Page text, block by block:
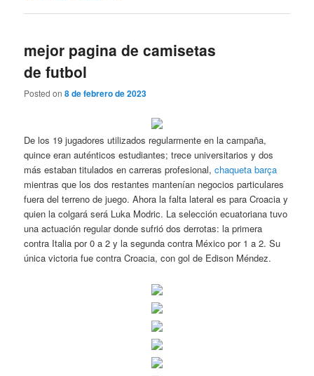
mejor pagina de camisetas
de futbol
Posted on8 de febrero de 2023
De los 19 jugadores utilizados regularmente en la campaña,
quince eran auténticos estudiantes; trece universitarios y dos
más estaban titulados en carreras profesional,chaqueta barça
mientras que los dos restantes mantenían negocios particulares
fuera del terreno de juego. Ahora la falta lateral es para Croacia y
quien la colgará será Luka Modric. La selección ecuatoriana tuvo
una actuación regular donde sufrió dos derrotas: la primera
contra Italia por 0 a 2 y la segunda contra México por 1 a 2. Su
única victoria fue contra Croacia, con gol de Edison Méndez.